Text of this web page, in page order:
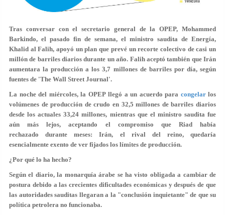
Tras conversar con el secretario general de la OPEP, Mohammed
Barkindo, el pasado fin de semana, el ministro saudita de Energía,
Khalid al Falih, apoyó un plan que prevé un recorte colectivo de casi un
millón de barriles diarios durante un año. Falih aceptó también que Irán
aumentara la producción a los 3,7 millones de barriles por día, según
fuentes de 'The Wall Street Journal'.
La noche del miércoles, la OPEP llegó a un acuerdo para congelarlos
volúmenes de producción de crudo en 32,5 millones de barriles diarios
desde los actuales 33,24 millones, mientras que el ministro saudita fue
aún más lejos, aceptando el compromiso que Riad había
rechazado durante meses: Irán, el rival del reino, quedaría
esencialmente exento de ver fijados los límites de producción.
¿Por qué lo ha hecho?
Según el diario, la monarquía árabe se ha visto obligada a cambiar de
postura debido a las crecientes dificultades económicas y después de que
las autoridades sauditas llegaran a la "conclusión inquietante" de que su
política petrolera no funcionaba.